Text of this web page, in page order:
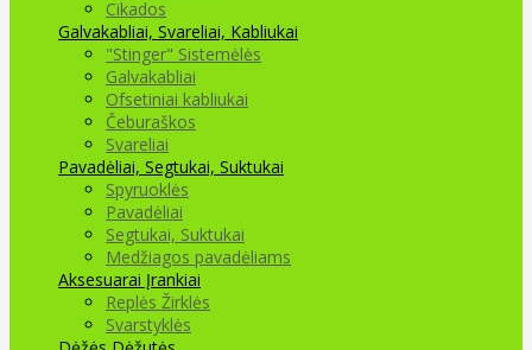
Cikados
Galvakabliai, Svareliai, Kabliukai
"Stinger" Sistemėlės
Galvakabliai
Ofsetiniai kabliukai
Čeburaškos
Svareliai
Pavadėliai, Segtukai, Suktukai
Spyruoklės
Pavadėliai
Segtukai, Suktukai
Medžiagos pavadėliams
Aksesuarai Įrankiai
Replės Žirklės
Svarstyklės